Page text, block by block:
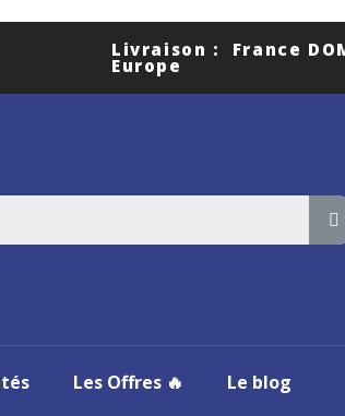
Livraison : France
Europe
Les Offres 🔥 Le blog